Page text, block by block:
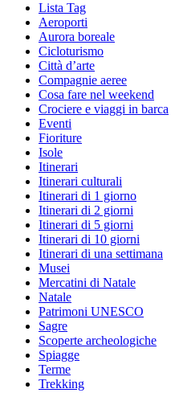
Lista Tag
Aeroporti
Aurora boreale
Cicloturismo
Città d’arte
Compagnie aeree
Cosa fare nel weekend
Crociere e viaggi in barca
Eventi
Fioriture
Isole
Itinerari
Itinerari culturali
Itinerari di 1 giorno
Itinerari di 2 giorni
Itinerari di 5 giorni
Itinerari di 10 giorni
Itinerari di una settimana
Musei
Mercatini di Natale
Natale
Patrimoni UNESCO
Sagre
Scoperte archeologiche
Spiagge
Terme
Trekking